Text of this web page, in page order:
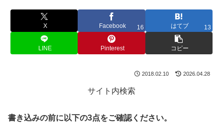
X Facebook 16 はてブ 13
LINE Pinterest コピー
2018.02.10 2026.04.28
サイト内検索
書き込みの前に以下の3点をご確認ください。